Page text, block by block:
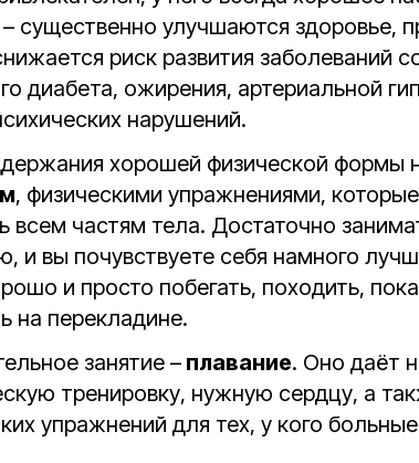
– существенно улучшаются здоровье,
риск развития заболеваний
диабета, ожирения, артериальной
нарушений.
хорошей физической формы
, физическими упражнениями,
всем частям тела. Достаточно
и вы почувствуете себя намного
и просто побегать, походить,
на перекладине.
занятие – плавание. Оно даёт
тренировку, нужную сердцу, а
упражнений для тех, у кого